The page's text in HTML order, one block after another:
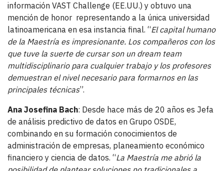
información VAST Challenge (EE.UU.) y obtuvo una
mención de honor representando a la única universidad
latinoamericana en esa instancia final. “El capital humano
de la Maestría es impresionante. Los compañeros con los
que tuve la suerte de cursar son un dream team
multidisciplinario para cualquier trabajo y los profesores
demuestran el nivel necesario para formarnos en las
principales técnicas”.
Ana Josefina Bach: Desde hace más de 20 años es Jefa
de análisis predictivo de datos en Grupo OSDE,
combinando en su formación conocimientos de
administración de empresas, planeamiento económico
financiero y ciencia de datos. “La Maestría me abrió la